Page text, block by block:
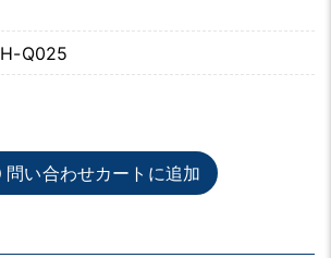
Q025
問い合わせカートに追加